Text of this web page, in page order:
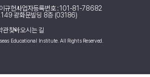
규헌사업자등록번호 : 101-81-78682
149 광화문빌딩 8층 (03186)
관찾아오시는 길
Educational Institute. All Rights Reserved.